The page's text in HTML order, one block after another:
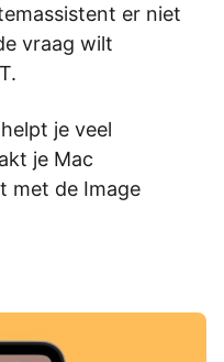
er niet
vraag wilt
je veel
je Mac
met de Image